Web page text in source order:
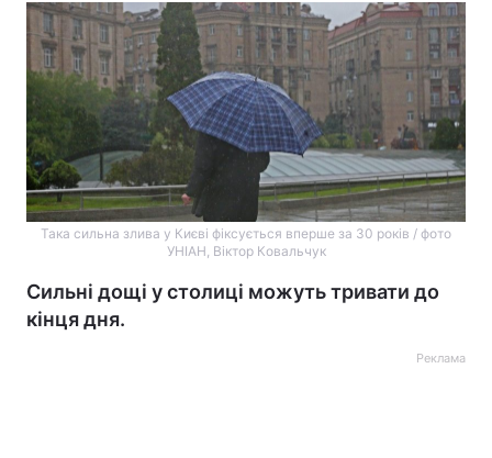
Така сильна злива у Києві фіксується вперше за 30 років / фото
УНІАН, Віктор Ковальчук
Сильні дощі у столиці можуть тривати до
кінця дня.
Реклама